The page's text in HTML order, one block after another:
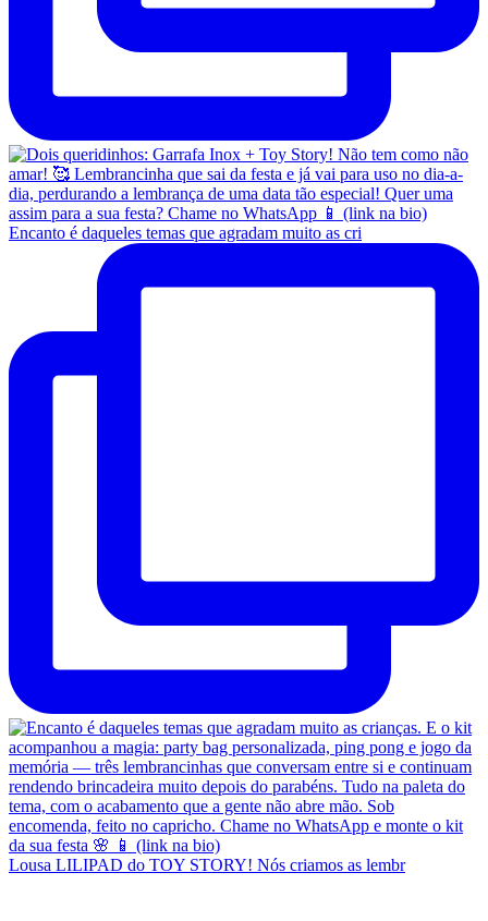
Encanto é daqueles temas que agradam muito as cri
Lousa LILIPAD do TOY STORY! Nós criamos as lembr